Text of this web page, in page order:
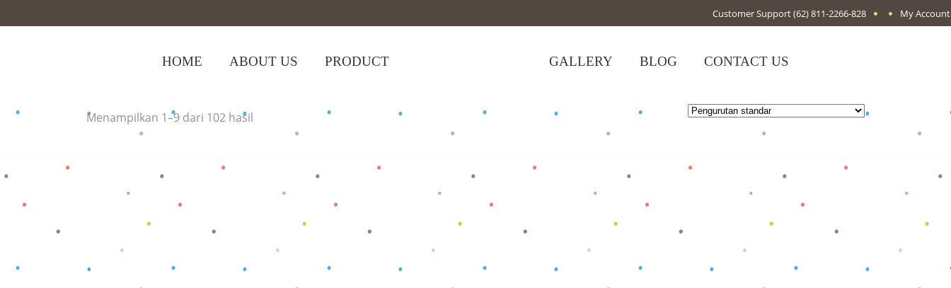
Customer Support(62) 811-2266-828 My Account
HOME ABOUT US PRODUCT GALLERY BLOG CONTACT US
Home>
Menampilkan 1–9 dari 102 hasil